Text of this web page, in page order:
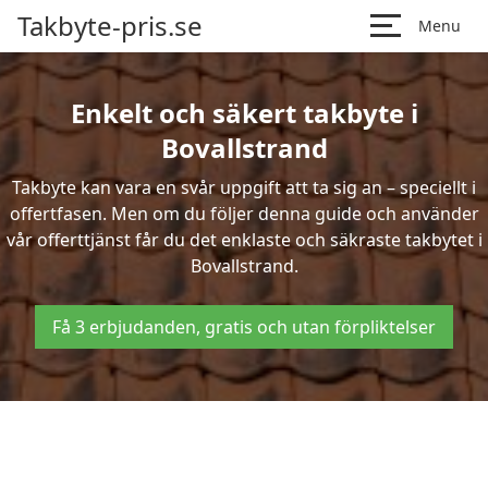
Takbyte-pris.se Menu
Enkelt och säkert takbyte i
Bovallstrand
Takbyte kan vara en svår uppgift att ta sig an – speciellt i
offertfasen. Men om du följer denna guide och använder
vår offerttjänst får du det enklaste och säkraste takbytet i
Bovallstrand.
Få 3 erbjudanden, gratis och utan förpliktelser